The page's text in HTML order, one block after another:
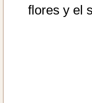
flores y el